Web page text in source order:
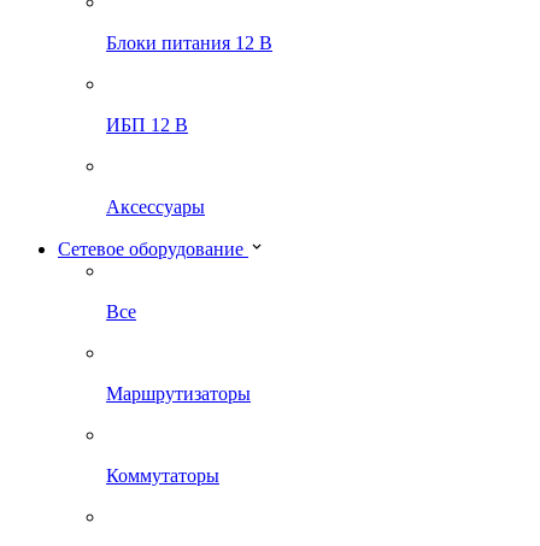
Блоки питания 12 В
ИБП 12 В
Аксессуары
Сетевое оборудование
Все
Маршрутизаторы
Коммутаторы